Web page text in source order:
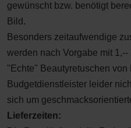
gewünscht bzw. benötigt
Bild.
Besonders zeitaufwendige
werden nach Vorgabe mit
"Echte" Beautyretuschen
Budgetdienstleister leider
sich um
Lieferzeiten: